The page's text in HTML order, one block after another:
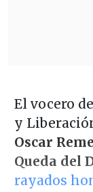
El vocero
y
Oscar
Queda del
rayados